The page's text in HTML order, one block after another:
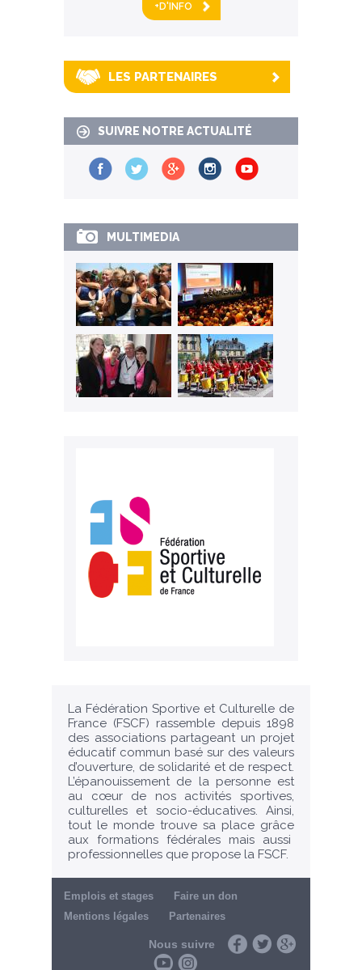
+D'INFO
LES PARTENAIRES
SUIVRE NOTRE ACTUALITÉ
MULTIMEDIA
La Fédération Sportive et Culturelle de
France (FSCF) rassemble depuis 1898
des associations partageant un projet
éducatif commun basé sur des valeurs
d’ouverture, de solidarité et de respect.
L’épanouissement de la personne est
au cœur de nos activités sportives,
culturelles et socio-éducatives. Ainsi,
tout le monde trouve sa place grâce
aux formations fédérales mais aussi
professionnelles que propose la FSCF.
Emplois et stages
Faire un don
Mentions légales
Partenaires
Nous suivre